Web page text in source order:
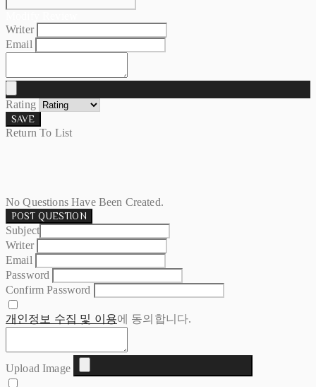
Writer
Email
Rating
SAVE
Return To List
No Questions Have Been Created.
POST QUESTION
Subject
Writer
Email
Password
Confirm Password
개인정보 수집 및 이용에 동의합니다.
Upload Image